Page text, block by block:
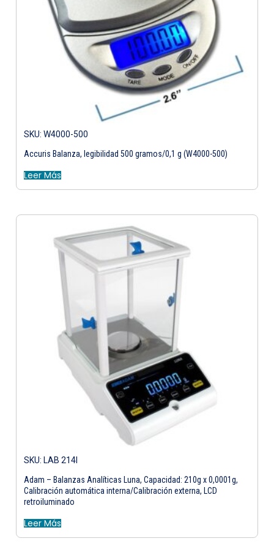
SKU: W4000-500
Accuris Balanza, legibilidad 500 gramos/0,1 g (W4000-500)
Leer Más
SKU: LAB 214I
Adam – Balanzas Analíticas Luna, Capacidad: 210g x 0,0001g,
Calibración automática interna/Calibración externa, LCD
retroiluminado
Leer Más